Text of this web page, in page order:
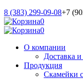
8 (383) 299-09-08+7
0
0
О компании
Доставка и
Продукция
Скамейки